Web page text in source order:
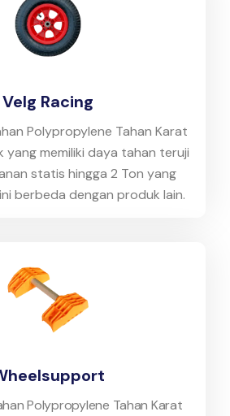
Velg Racing
Polypropylene Tahan Karat
yang memiliki daya tahan teruji
statis hingga 2 Ton yang
berbeda dengan produk lain.
Polypropylene Tahan Karat